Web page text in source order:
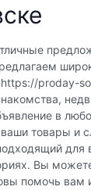
proday-
в
товары и
Вы
помочь вам